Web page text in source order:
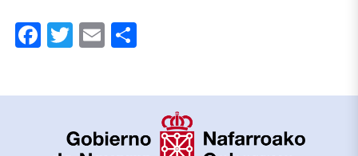
Facebook
Twitter
Email